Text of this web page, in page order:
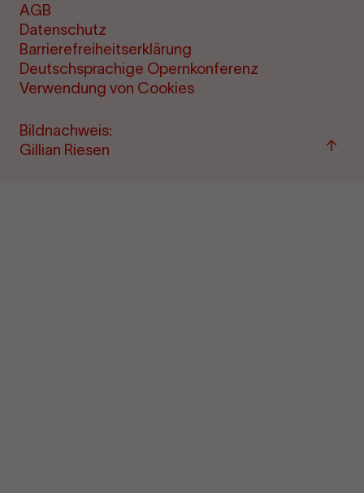
AGB
Datenschutz
Barrierefreiheitserklärung
Deutschsprachige Opernkonferenz
Verwendung von Cookies
Bildnachweis:
Gillian Riesen
Zum